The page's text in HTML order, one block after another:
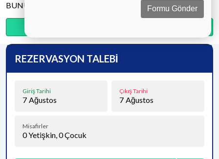
BUNU PAYLAŞ
REZERVASYON TALEBİ
Giriş Tarihi
7 Ağustos
Çıkış Tarihi
7 Ağustos
Misafirler
0Yetişkin,0Çocuk
Formu Gönder